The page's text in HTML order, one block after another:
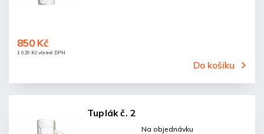
1 029 Kč včetně DPH
850 Kč
Do košíku
Tuplák č. 2
Na objednávku